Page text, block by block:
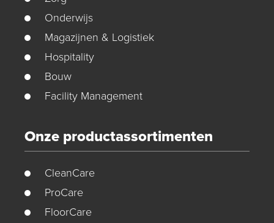
Onderwijs
Magazijnen & Logistiek
Hospitality
Bouw
Facility Management
Onze productassortimenten
CleanCare
ProCare
FloorCare